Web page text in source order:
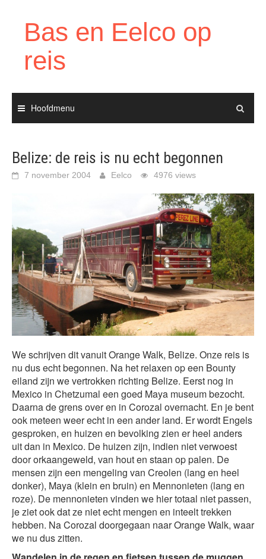
Bas en Eelco op
reis
Hoofdmenu
Belize: de reis is nu echt begonnen
7 november 2004 Eelco 4976 views
We schrijven dit vanuit Orange Walk, Belize. Onze reis is
nu dus echt begonnen. Na het relaxen op een Bounty
eiland zijn we vertrokken richting Belize. Eerst nog in
Mexico in Chetzumal een goed Maya museum bezocht.
Daarna de grens over en in Corozal overnacht. En je bent
ook meteen weer echt in een ander land. Er wordt Engels
gesproken, en huizen en bevolking zien er heel anders
uit dan in Mexico. De huizen zijn, indien niet verwoest
door orkaangeweld, van hout en staan op palen. De
mensen zijn een mengeling van Creolen (lang en heel
donker), Maya (klein en bruin) en Mennonieten (lang en
roze). De mennonieten vinden we hier totaal niet passen,
je ziet ook dat ze niet echt mengen en inteelt trekken
hebben. Na Corozal doorgegaan naar Orange Walk, waar
we nu dus zitten.